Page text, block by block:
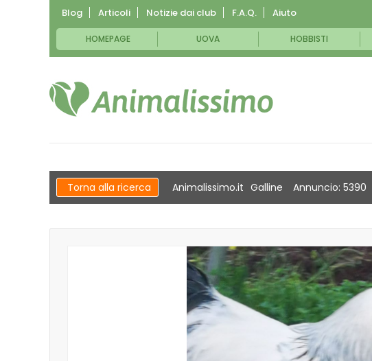
Blog Articoli Notizie dai club F.A.Q. Aiuto
HOMEPAGE UOVA HOBBISTI
Torna alla ricerca Animalissimo.it Galline Annuncio: 5390